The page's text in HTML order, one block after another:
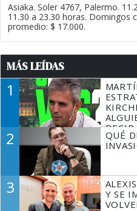
Asiaka. Soler 4767, Palermo.
11.30 a 23.30 horas. Domingos
promedio: $ 17.000.
MÁS LEÍDAS
1
TIENE
2
QUÉ
3
Y SE